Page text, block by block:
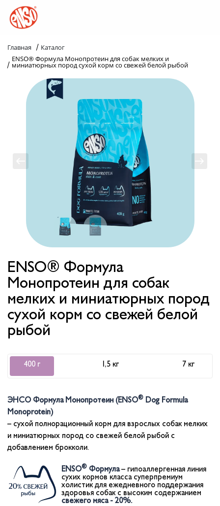
Главная / Каталог
/
ENSO® Формула Монопротеин для собак мелких и
миниатюрных пород сухой корм со свежей белой рыбой
ENSO® Формула
Монопротеин для собак
мелких и миниатюрных пород
сухой корм со свежей белой
рыбой
400 г 1,5 кг 7 кг
ЭНСО Формула Монопротеин (ENSO® Dog Formula
Monoprotein)
– сухой полнорационный корм для взрослых собак мелких
и миниатюрных пород со свежей белой рыбой с
добавлением брокколи.
ENSO® Формула– гипоаллергенная линия
сухих кормов класса суперпремиум
холистик для ежедневного поддержания
здоровья собак с высоким содержанием
свежего мяса - 20%.